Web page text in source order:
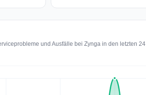
und Ausfälle bei Zynga in den letzten 24